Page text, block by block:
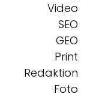
Video
SEO
GEO
Print
Redaktion
Foto